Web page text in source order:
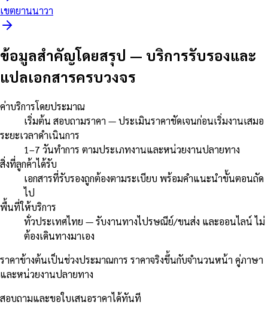
เขตยานนาวา
ข้อมูลสำคัญโดยสรุป — บริการรับรองและ
แปลเอกสารครบวงจร
ค่าบริการโดยประมาณ
เริ่มต้น สอบถามราคา — ประเมินราคาชัดเจนก่อนเริ่มงานเสมอ
ระยะเวลาดำเนินการ
1–7 วันทำการ ตามประเภทงานและหน่วยงานปลายทาง
สิ่งที่ลูกค้าได้รับ
เอกสารที่รับรองถูกต้องตามระเบียบ พร้อมคำแนะนำขั้นตอนถัด
ไป
พื้นที่ให้บริการ
ทั่วประเทศไทย — รับงานทางไปรษณีย์/ขนส่ง และออนไลน์ ไม่
ต้องเดินทางมาเอง
ราคาข้างต้นเป็นช่วงประมาณการ ราคาจริงขึ้นกับจำนวนหน้า คู่ภาษา
และหน่วยงานปลายทาง
สอบถามและขอใบเสนอราคาได้ทันที